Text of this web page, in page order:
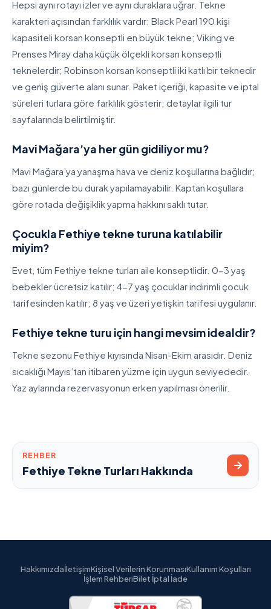
Hepsi aynı rotayı izler ve aynı duraklara uğrar. Tekne
karakteri açısından farklılık vardır: Black Pearl 190 kişi
kapasiteli korsan konseptli en büyük tekne; Viking ve
Prenses Miray daha küçük ölçekli korsan konseptli
teknelerdir; Robinson korsan konseptli iki katlı bir teknedir
ve geniş güverte alanı sunar. Paket içeriği, kapasite ve iptal
süreleri turlara göre farklılık gösterir; detaylar ilgili tur
sayfalarında belirtilmiştir.
Mavi Mağara’ya her gün gidiliyor mu?
Mavi Mağara’ya yanaşma hava ve deniz koşullarına bağlıdır;
bazı günlerde bu durak yapılamayabilir. Kaptan koşullara
göre rotada değişiklik yapma hakkını saklı tutar.
Çocukla Fethiye tekne turuna katılabilir
miyim?
Evet, tüm Fethiye tekne turları aile konseptlidir. 0-3 yaş
bebekler ücretsiz katılır; 4-7 yaş çocuklar indirimli çocuk
tarifesinden katılır; 8 yaş ve üzeri yetişkin tarifesi uygulanır.
Fethiye tekne turu için hangi mevsim idealdir?
Tekne sezonu Fethiye kıyısında Nisan-Ekim arasıdır. Deniz
sıcaklığı Mayıs’tan itibaren yüzme için uygun seviyededir.
Yaz aylarında rezervasyonun erken yapılması önerilir.
REHBER
Fethiye Tekne Turları Hakkında
HakkımızdaİletişimKişisel Verilerin KorunmasıKullanım Koşulları
İşlem RehberiBilet İptal İade